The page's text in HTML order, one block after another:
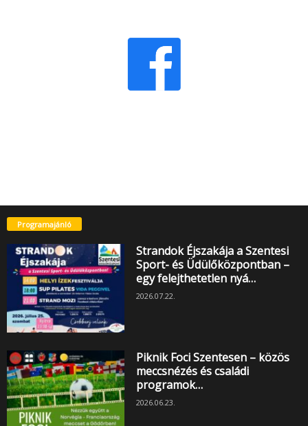
Programajánló
Strandok Éjszakája a Szentesi
Sport- és Üdülőközpontban –
egy felejthetetlen nyá…
2026.07.22.
Piknik Foci Szentesen – közös
meccsnézés és családi
programok…
2026.06.23.